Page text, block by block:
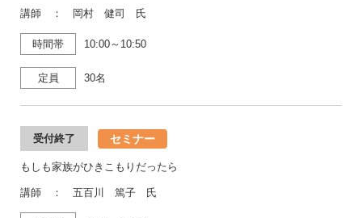
講師 ： 岡村 健司 氏
時間帯 10:00～10:50
定員 30名
受付終了 セミナー
もしも家族がひきこもりだったら
講師 ： 五百川 篤子 氏